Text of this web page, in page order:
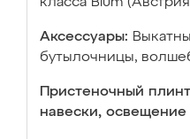
Аксессуары:
бутылочницы,
Пристеночный
навески, освещение